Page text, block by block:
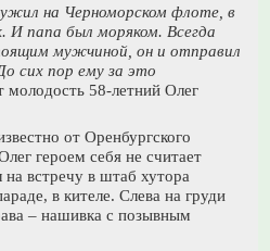
на Черноморском флоте, в
И папа был моряком. Всегда
мужчиной, он и отправил
сих пор ему за это
молодость 58-летний Олег
от Оренбургского
героем себя не считает
встречу в штаб хутора
в кителе. Слева на груди
– нашивка с позывным